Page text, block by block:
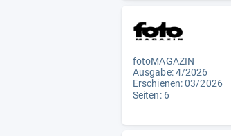
fotoMAGAZIN
Ausgabe: 4/2026
Erschienen:03/2026
Seiten: 6